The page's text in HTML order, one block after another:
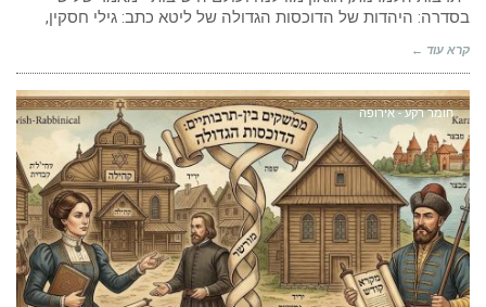
בסדרה: היהדות של הדוכסות הגדולה של ליטא כתב: גילי חסקין,
קרא עוד ←
חומר רקע - אירופה